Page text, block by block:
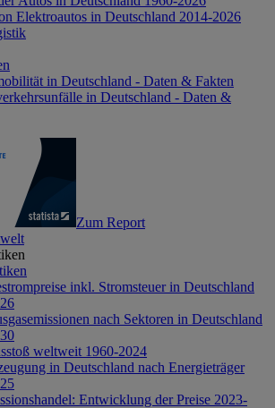
Elektroautos in Deutschland 2014-2026
in Deutschland - Daten & Fakten
in Deutschland - Daten &
Zum Report
inkl. Stromsteuer in Deutschland
nach Sektoren in Deutschland
weltweit 1960-2024
in Deutschland nach Energieträger
Entwicklung der Preise 2023-